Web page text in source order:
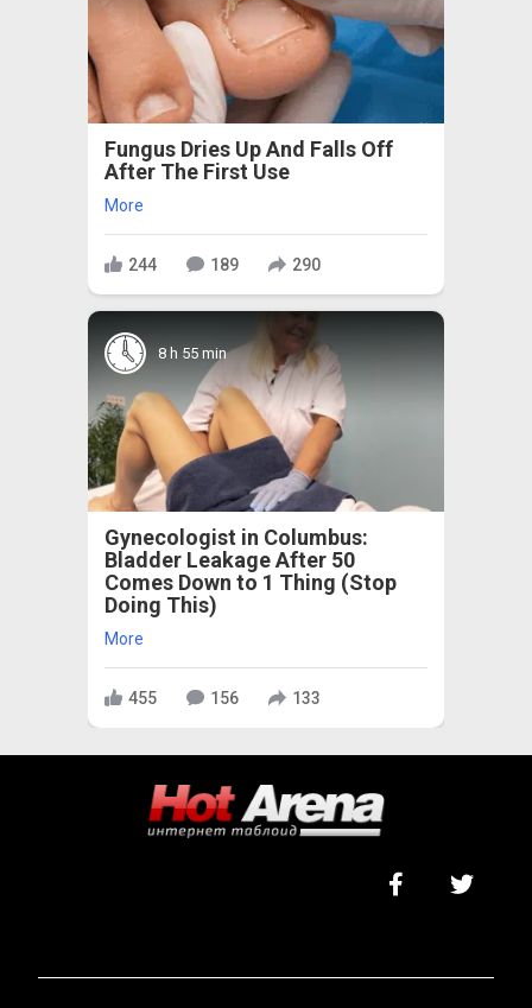
Fungus Dries Up And Falls Off
After The First Use
More
244 189 290
8 h 55 min
Gynecologist in Columbus:
Bladder Leakage After 50
Comes Down to 1 Thing (Stop
Doing This)
More
455 156 133